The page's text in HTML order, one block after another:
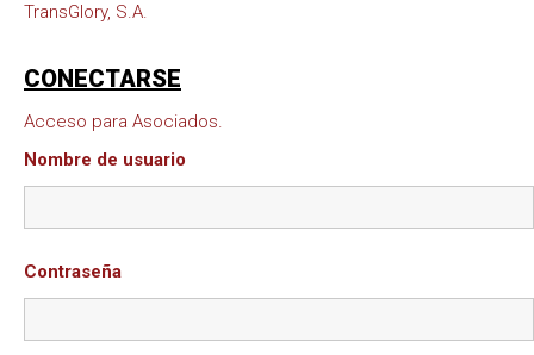
TransGlory, S.A.
CONECTARSE
Acceso para Asociados.
Nombre de usuario
Contraseña